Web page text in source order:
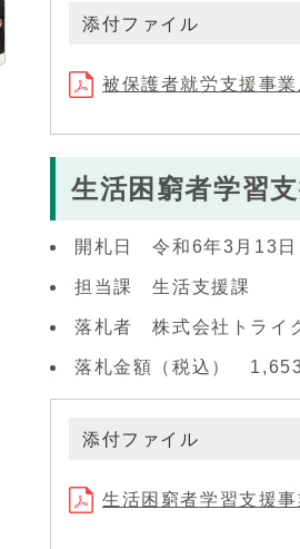
添付ファイル
被保護者就労支援事
生活困窮者学習
開札日 令和6年3月13日
担当課 生活支援課
落札者 株式会社トライ
落札金額（税込）
添付ファイル
生活困窮者学習支援